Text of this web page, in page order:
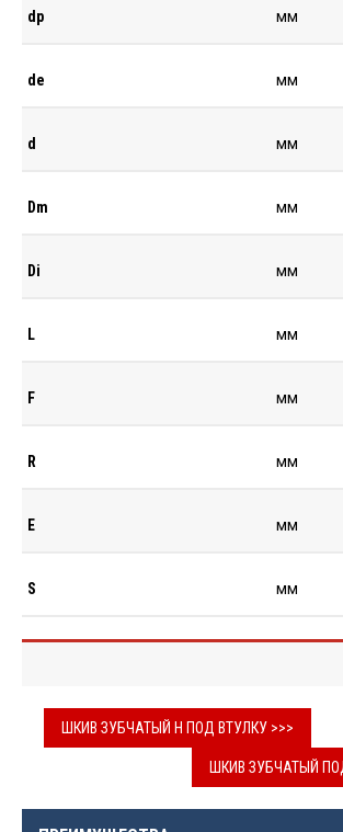
dp мм
de мм
d мм
Dm мм
Di мм
L мм
F мм
R мм
E мм
S мм
ШКИВ ЗУБЧАТЫЙ H ПОД ВТУЛКУ >>>
ШКИВ ЗУБЧАТЫЙ